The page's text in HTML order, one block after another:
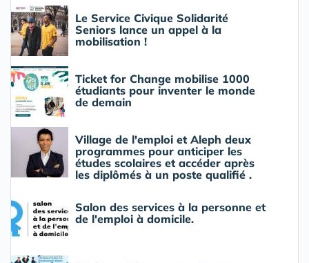
Le Service Civique Solidarité
Seniors lance un appel à la
mobilisation !
Ticket for Change mobilise 1000
étudiants pour inventer le monde
de demain
Village de l'emploi et Aleph deux
programmes pour anticiper les
études scolaires et accéder après
les diplômés à un poste qualifié .
Salon des services à la personne et
de l'emploi à domicile.